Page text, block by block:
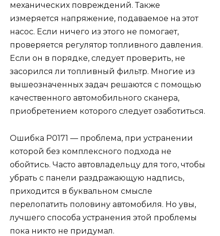
механических повреждений. Также
измеряется напряжение, подаваемое на этот
насос. Если ничего из этого не помогает,
проверяется регулятор топливного давления.
Если он в порядке, следует проверить, не
засорился ли топливный фильтр. Многие из
вышеозначенных задач решаются с помощью
качественного автомобильного сканера,
приобретением которого следует озаботиться.
Ошибка Р0171 — проблема, при устранении
которой без комплексного подхода не
обойтись. Часто автовладельцу для того, чтобы
убрать с панели раздражающую надпись,
приходится в буквальном смысле
перелопатить половину автомобиля. Но увы,
лучшего способа устранения этой проблемы
пока никто не придумал.